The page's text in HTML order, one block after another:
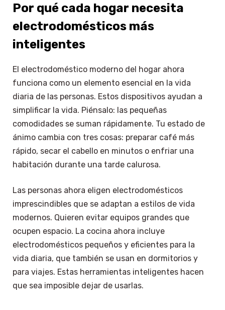
Por qué cada hogar necesita
electrodomésticos más
inteligentes
El electrodoméstico moderno del hogar ahora
funciona como un elemento esencial en la vida
diaria de las personas. Estos dispositivos ayudan a
simplificar la vida. Piénsalo: las pequeñas
comodidades se suman rápidamente. Tu estado de
ánimo cambia con tres cosas: preparar café más
rápido, secar el cabello en minutos o enfriar una
habitación durante una tarde calurosa.
Las personas ahora eligen electrodomésticos
imprescindibles que se adaptan a estilos de vida
modernos. Quieren evitar equipos grandes que
ocupen espacio. La cocina ahora incluye
electrodomésticos pequeños y eficientes para la
vida diaria, que también se usan en dormitorios y
para viajes. Estas herramientas inteligentes hacen
que sea imposible dejar de usarlas.